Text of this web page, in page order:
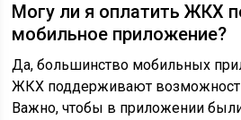
Могу ли я оплатить ЖКХ
мобильное приложение?
Да, большинство мобильных
ЖКХ поддерживают
Важно, чтобы в приложении